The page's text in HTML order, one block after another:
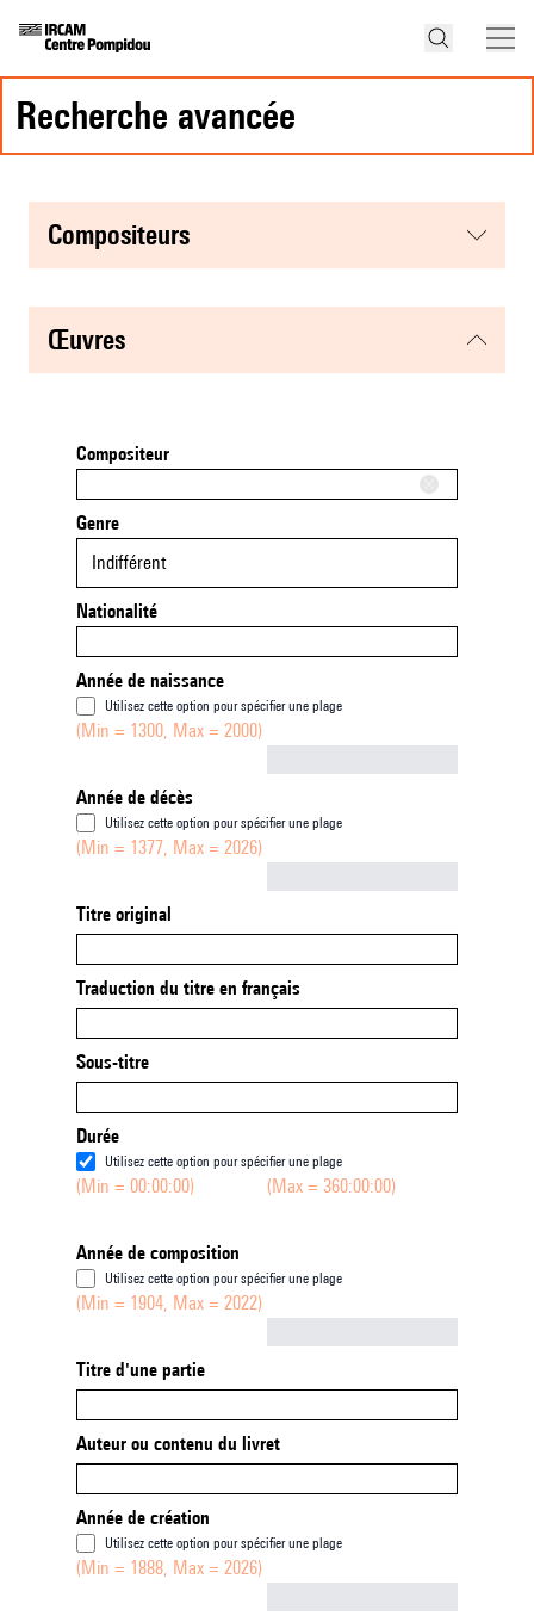
recherche avancée
compositeurs
œuvres
Compositeur
Genre
Indifférent
Nationalité
Année de naissance
Utilisez cette option pour spécifier une plage
(Min = 1300, Max = 2000)
Année de décès
Utilisez cette option pour spécifier une plage
(Min = 1377, Max = 2026)
Titre original
Traduction du titre en français
Sous-titre
Durée
Utilisez cette option pour spécifier une plage
(Min = 00:00:00) (Max = 360:00:00)
Année de composition
Utilisez cette option pour spécifier une plage
(Min = 1904, Max = 2022)
Titre d'une partie
Auteur ou contenu du livret
Année de création
Utilisez cette option pour spécifier une plage
(Min = 1888, Max = 2026)